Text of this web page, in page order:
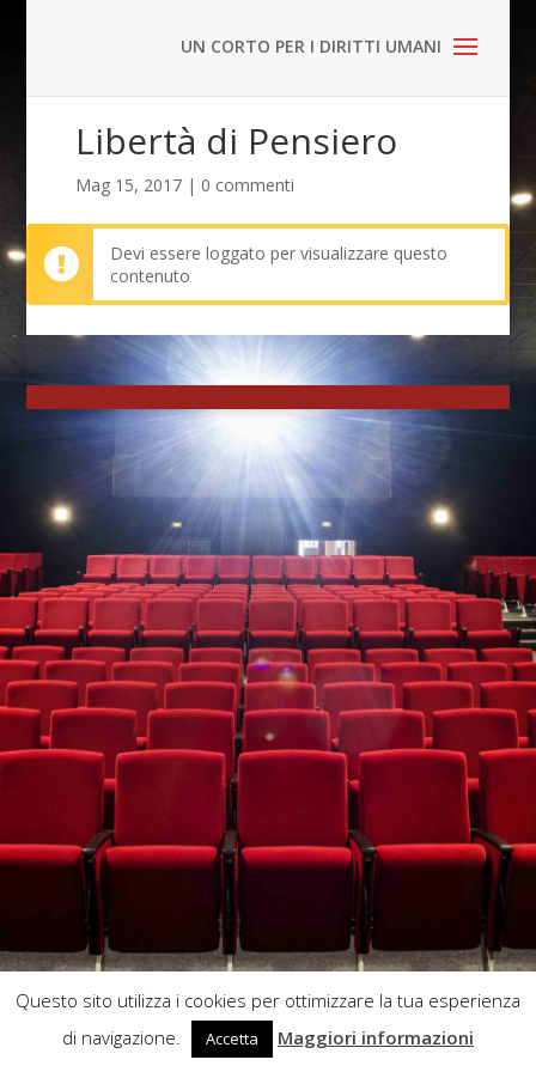
Libertà di Pensiero
Mag 15, 2017| 0 commenti
Devi essere loggato per visualizzare questo
contenuto
Questo sito utilizza i cookies per ottimizzare la tua esperienza
di navigazione.
Accetta Maggiori informazioni